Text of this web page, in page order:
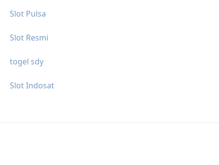
Slot Pulsa
Slot Resmi
togel sdy
Slot Indosat